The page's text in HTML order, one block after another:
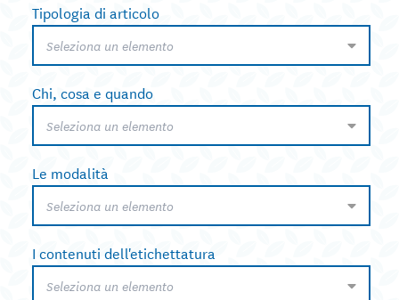
Tipologia di articolo
Seleziona un elemento
Chi, cosa e quando
Seleziona un elemento
Le modalità
Seleziona un elemento
I contenuti dell'etichettatura
Seleziona un elemento